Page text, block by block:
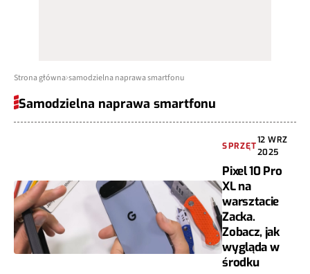
Strona główna samodzielna naprawa smartfonu
Samodzielna naprawa smartfonu
SPRZĘT
12 WRZ
2025
Pixel 10 Pro
XL na
warsztacie
Zacka.
Zobacz, jak
wygląda w
środku